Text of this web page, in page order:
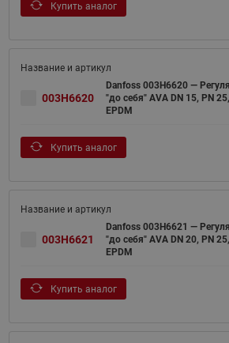
Купить аналог
003H6620
Danfoss 003H6620 —
"до себя" AVA DN 15, PN
EPDM
Купить аналог
003H6621
Danfoss 003H6621 —
"до себя" AVA DN 20, PN
EPDM
Купить аналог